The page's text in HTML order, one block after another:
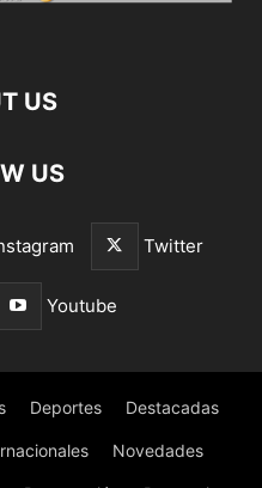
US
US
Twitter
Youtube
Deportes Destacadas
Novedades